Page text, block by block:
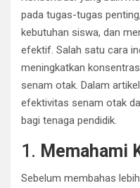
pada tugas-tugas
kebutuhan siswa, dan
efektif. Salah satu cara
meningkatkan
senam otak. Dalam
efektivitas senam otak
bagi tenaga pendidik.
1. Memahami
Sebelum membahas